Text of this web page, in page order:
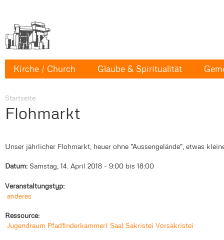
Kirche / Church Glaube & Spiritualität
Startseite
Flohmarkt
Unser jährlicher Flohmarkt, heuer ohne "Aussengelände", etwas
Datum: Samstag, 14. April 2018 - 9:00 bis 18:00
Veranstaltungstyp:
anderes
Ressource:
Jugendraum Pfadfinderkammerl Saal Sakristei Vorsakristei